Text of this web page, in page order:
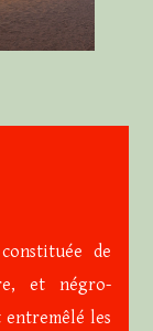
de
et négro-
les